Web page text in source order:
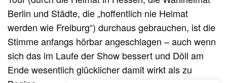
Berlin und Städte, die „hoffentlich nie Heimat
werden wie Freiburg“) durchaus gebrauchen, ist die
Stimme anfangs hörbar angeschlagen – auch wenn
sich das im Laufe der Show bessert und Döll am
Ende wesentlich glücklicher damit wirkt als zu